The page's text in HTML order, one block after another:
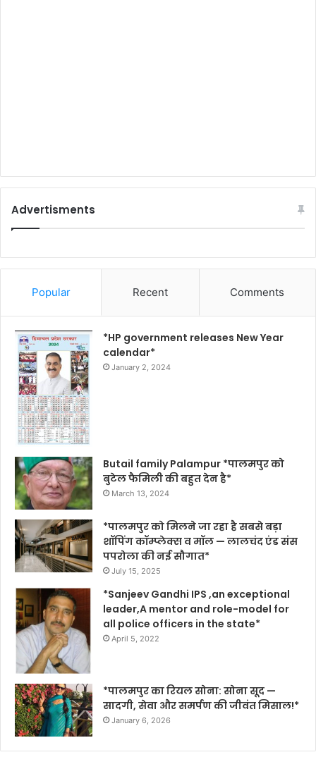
Advertisments
Popular Recent Comments
*HP government releases New Year
calendar*
January 2, 2024
Butail family Palampur *पालमपुर को
बुटेल फैमिली की बहुत देन है*
March 13, 2024
*पालमपुर को मिलने जा रहा है सबसे बड़ा
शॉपिंग कॉम्प्लेक्स व मॉल — लालचंद एंड संस
पपरोला की नई सौगात*
July 15, 2025
*Sanjeev Gandhi IPS ,an exceptional
leader,A mentor and role-model for
all police officers in the state*
April 5, 2022
*पालमपुर का रियल सोना: सोना सूद —
सादगी, सेवा और समर्पण की जीवंत मिसाल!*
January 6, 2026